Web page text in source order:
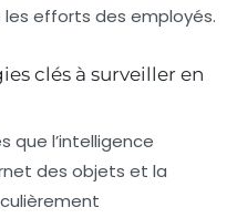
efforts des employés.
clés à surveiller en
que l’intelligence
des objets et la